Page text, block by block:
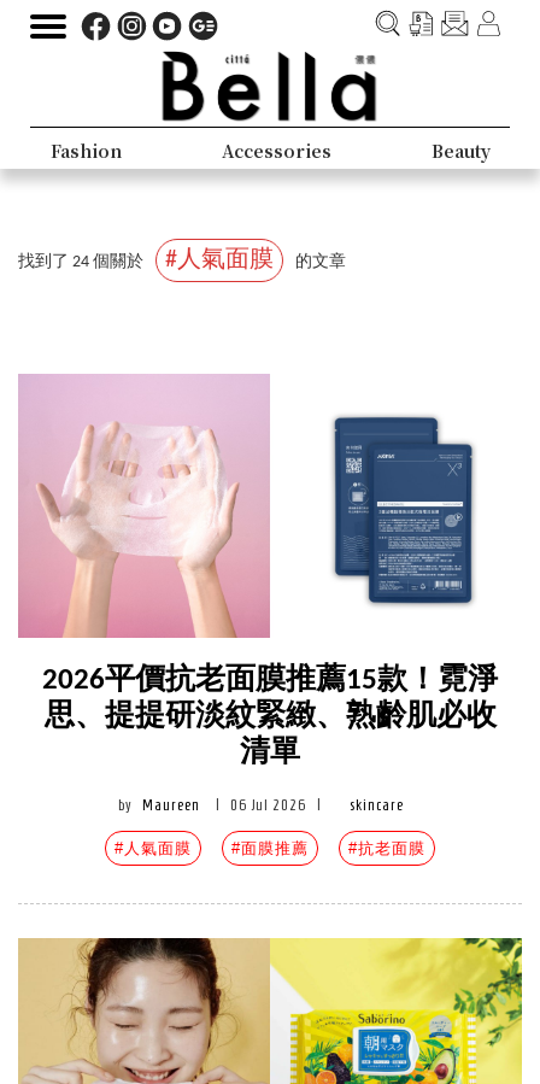
Fashion Accessories Beauty
找到了 24 個關於 #人氣面膜 的文章
2026平價抗老面膜推薦15款！霓淨
思、提提研淡紋緊緻、熟齡肌必收
清單
by Maureen 06 Jul 2026 skincare
#人氣面膜 #面膜推薦 #抗老面膜